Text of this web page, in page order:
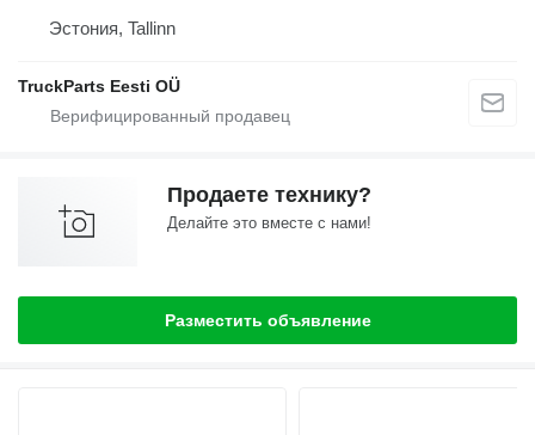
Эстония, Tallinn
TruckParts Eesti OÜ
Продаете технику?
Делайте это вместе с нами!
Разместить объявление